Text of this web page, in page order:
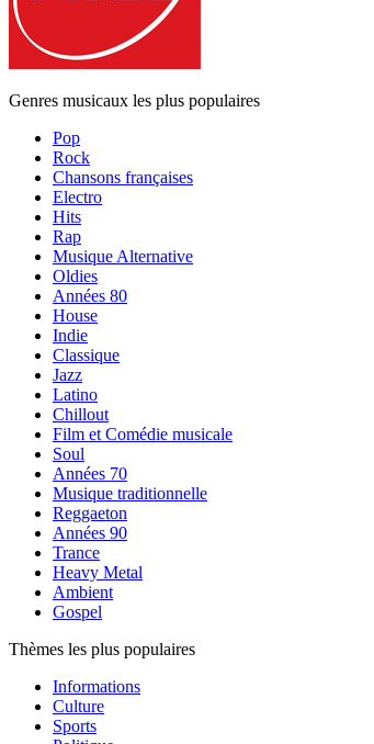
Genres musicaux les plus populaires
Pop
Rock
Chansons françaises
Electro
Hits
Rap
Musique Alternative
Oldies
Années 80
House
Indie
Classique
Jazz
Latino
Chillout
Film et Comédie musicale
Soul
Années 70
Musique traditionnelle
Reggaeton
Années 90
Trance
Heavy Metal
Ambient
Gospel
Thèmes les plus populaires
Informations
Culture
Sports